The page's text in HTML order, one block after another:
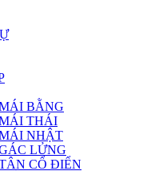
BẰNG
THÁI
NHẬT
LỬNG
CỔ ĐIỂN